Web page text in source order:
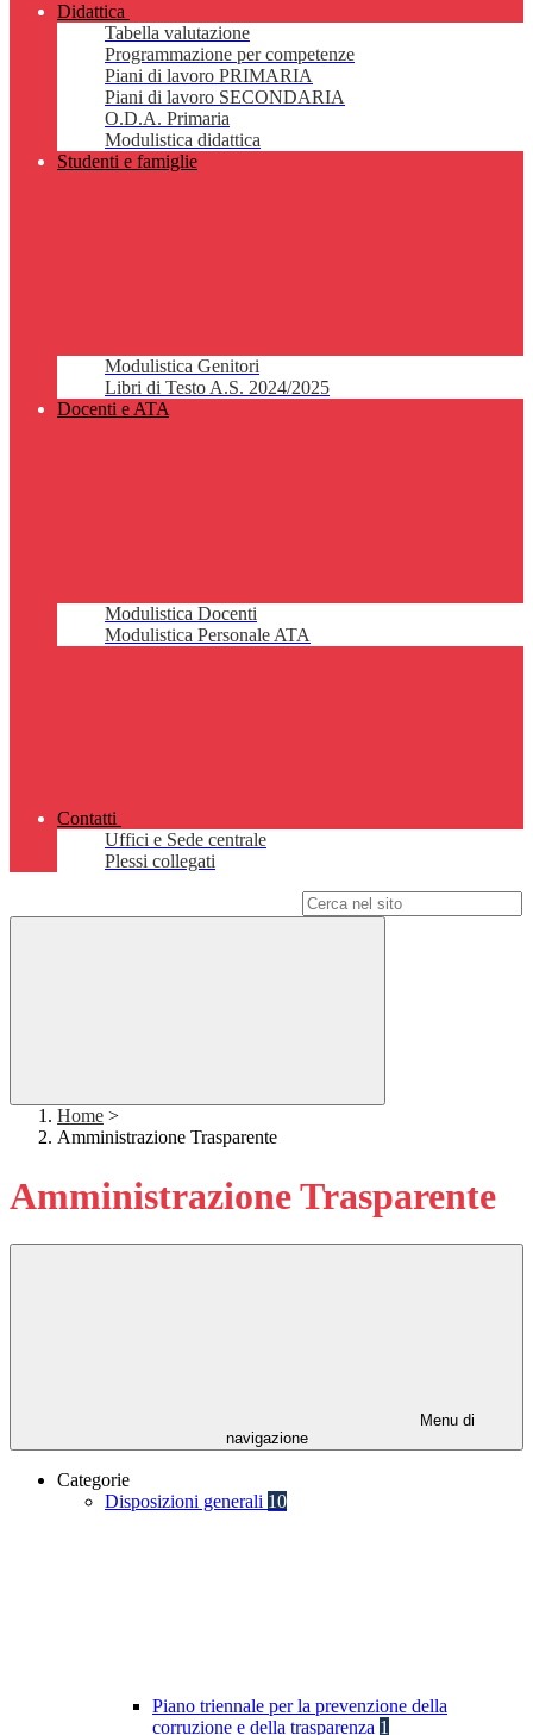
Didattica
Tabella valutazione
Programmazione per competenze
Piani di lavoro PRIMARIA
Piani di lavoro SECONDARIA
O.D.A. Primaria
Modulistica didattica
Studenti e famiglie
Modulistica Genitori
Libri di Testo A.S. 2024/2025
Docenti e ATA
Modulistica Docenti
Modulistica Personale ATA
Contatti
Uffici e Sede centrale
Plessi collegati
Home >
Amministrazione Trasparente
Amministrazione Trasparente
Menu di
navigazione
Categorie
Disposizioni generali 10
Piano triennale per la prevenzione della
corruzione e della trasparenza 1